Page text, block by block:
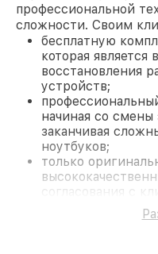
профессиональной
сложности. Своим
бесплатную
которая
восстановления
устройств;
начиная со смены
заканчивая
ноутбуков;
только
согласования с
На все работы и
предоставляется